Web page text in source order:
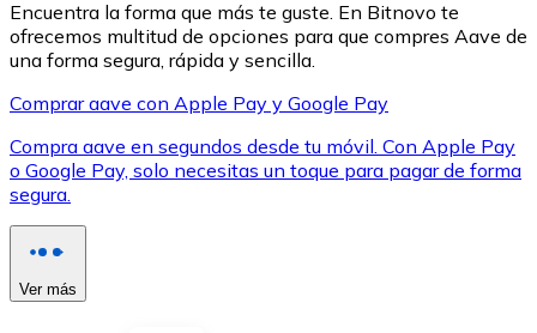
XRP
XRP
Ver todo
Encuentra la forma que más te guste. En Bitnovo te
ofrecemos multitud de opciones para que compres Aave de
una forma segura, rápida y sencilla.
Comprar aave con Apple Pay y Google Pay
Compra aave en segundos desde tu móvil. Con Apple Pay
o Google Pay, solo necesitas un toque para pagar de forma
segura.
Ver más